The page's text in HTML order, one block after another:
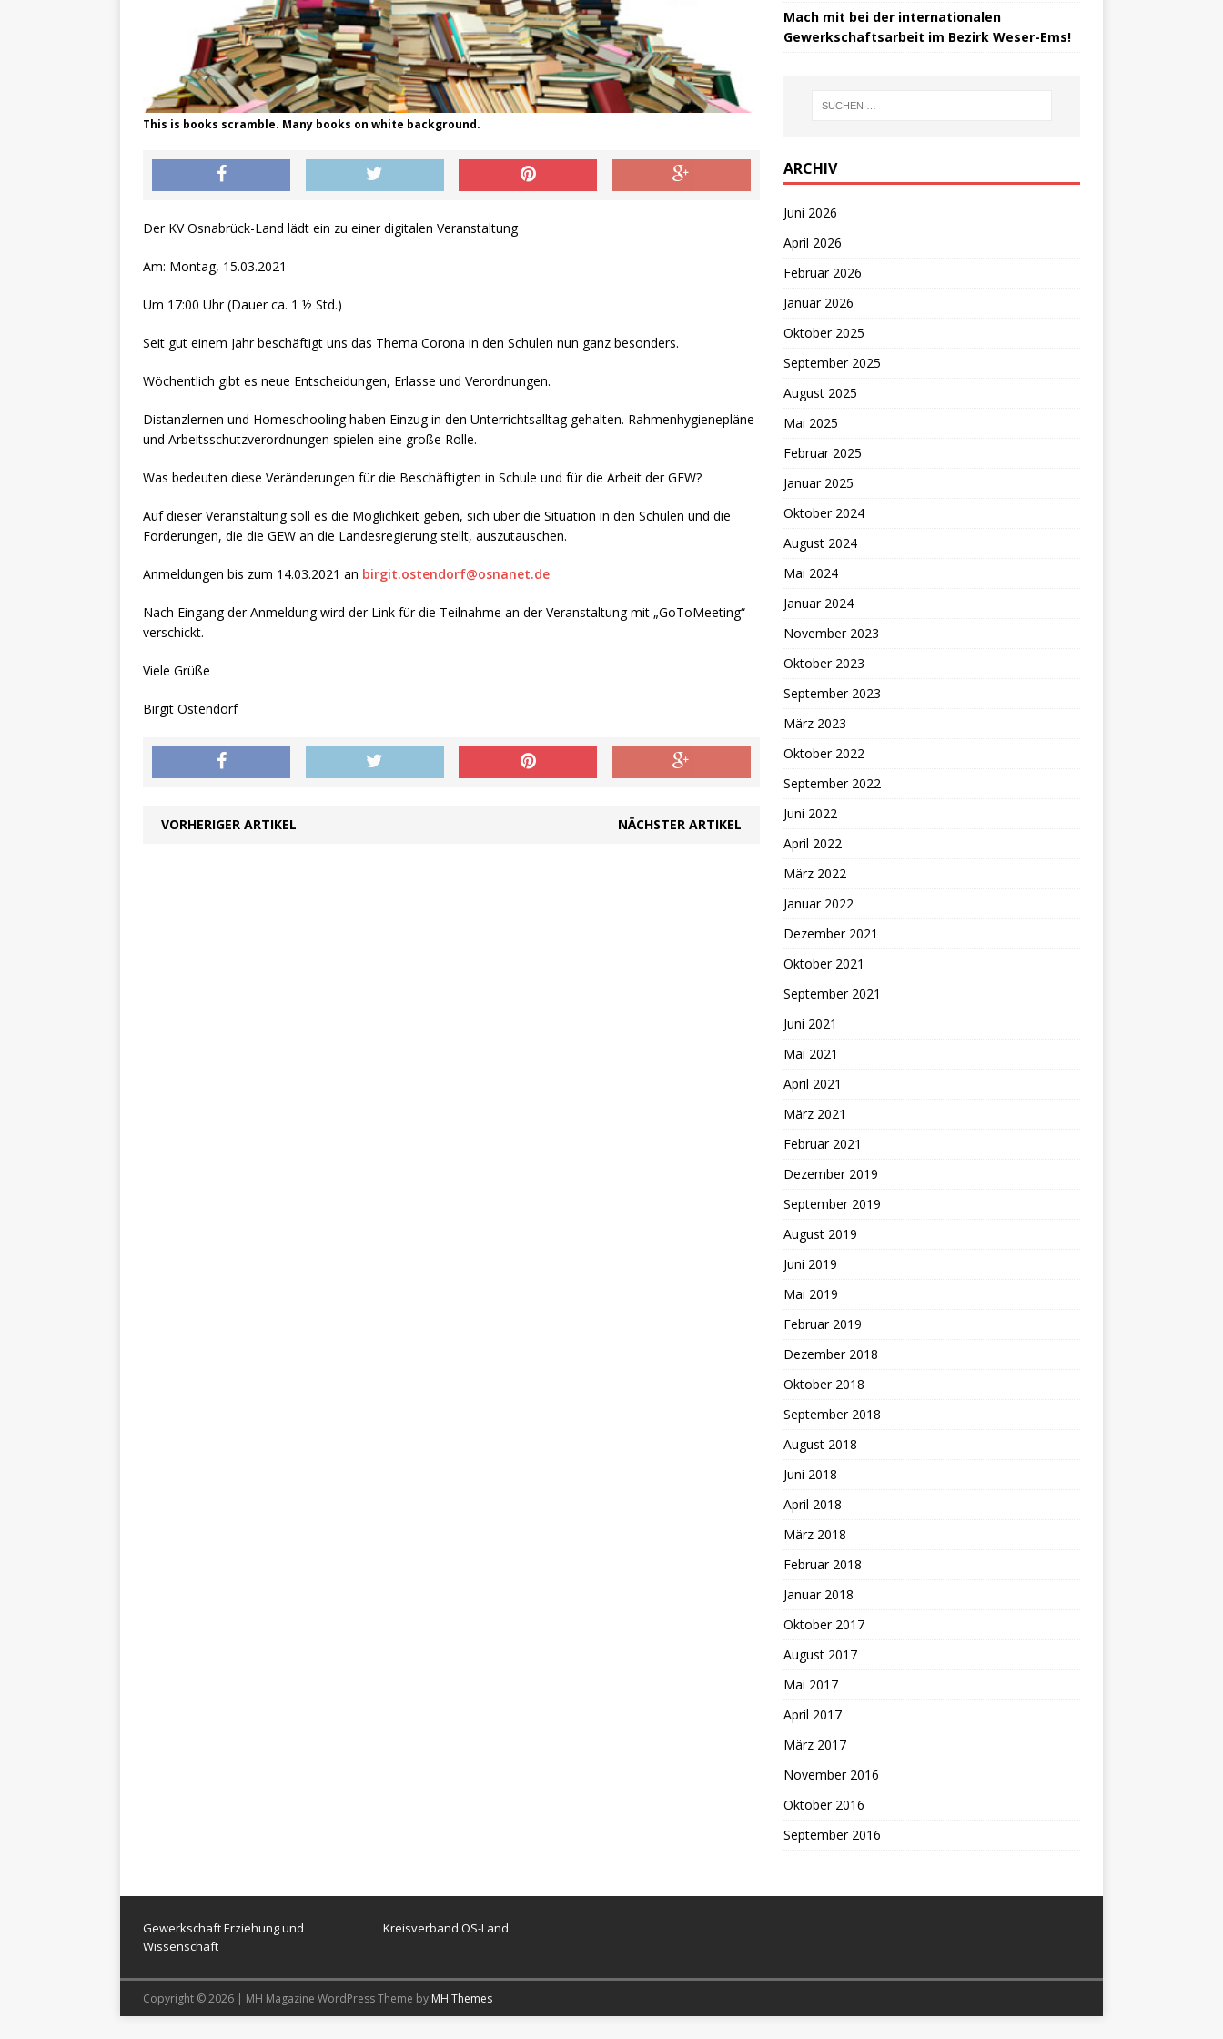
This is books scramble. Many books on white background.
Der KV Osnabrück-Land lädt ein zu einer digitalen Veranstaltung
Am: Montag, 15.03.2021
Um 17:00 Uhr (Dauer ca. 1 ½ Std.)
Seit gut einem Jahr beschäftigt uns das Thema Corona in den Schulen nun ganz besonders.
Wöchentlich gibt es neue Entscheidungen, Erlasse und Verordnungen.
Distanzlernen und Homeschooling haben Einzug in den Unterrichtsalltag gehalten. Rahmenhygienepläne
und Arbeitsschutzverordnungen spielen eine große Rolle.
Was bedeuten diese Veränderungen für die Beschäftigten in Schule und für die Arbeit der GEW?
Auf dieser Veranstaltung soll es die Möglichkeit geben, sich über die Situation in den Schulen und die
Forderungen, die die GEW an die Landesregierung stellt, auszutauschen.
Anmeldungen bis zum 14.03.2021 an birgit.ostendorf@osnanet.de
Nach Eingang der Anmeldung wird der Link für die Teilnahme an der Veranstaltung mit „GoToMeeting“
verschickt.
Viele Grüße
Birgit Ostendorf
VORHERIGER ARTIKEL NÄCHSTER ARTIKEL
Mach mit bei der internationalen
Gewerkschaftsarbeit im Bezirk Weser-Ems!
ARCHIV
Juni 2026
April 2026
Februar 2026
Januar 2026
Oktober 2025
September 2025
August 2025
Mai 2025
Februar 2025
Januar 2025
Oktober 2024
August 2024
Mai 2024
Januar 2024
November 2023
Oktober 2023
September 2023
März 2023
Oktober 2022
September 2022
Juni 2022
April 2022
März 2022
Januar 2022
Dezember 2021
Oktober 2021
September 2021
Juni 2021
Mai 2021
April 2021
März 2021
Februar 2021
Dezember 2019
September 2019
August 2019
Juni 2019
Mai 2019
Februar 2019
Dezember 2018
Oktober 2018
September 2018
August 2018
Juni 2018
April 2018
März 2018
Februar 2018
Januar 2018
Oktober 2017
August 2017
Mai 2017
April 2017
März 2017
November 2016
Oktober 2016
September 2016
Gewerkschaft Erziehung und
Wissenschaft
Kreisverband OS-Land
Copyright © 2026 | MH Magazine WordPress Theme by MH Themes